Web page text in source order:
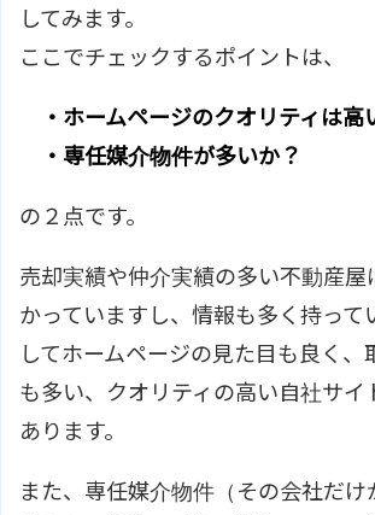
してみます。
ここでチェックするポイントは、
・ホームページのクオリティは高
・専任媒介物件が多いか？
の２点です。
売却実績や仲介実績の多い不動産屋
かっていますし、情報も多く持って
してホームページの見た目も良く、
も多い、クオリティの高い自社サイ
あります。
また、専任媒介物件（その会社だ